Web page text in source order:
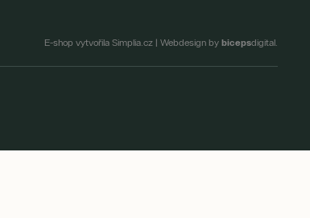
E-shop vytvořila Simplia.cz | Webdesign by bicepsdigital.